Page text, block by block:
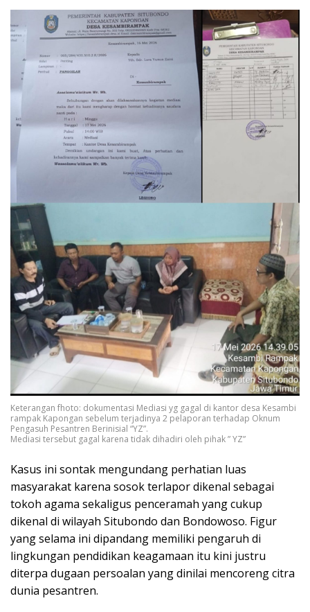
Keterangan fhoto: dokumentasi Mediasi yg gagal di kantor desa Kesambi
rampak Kapongan sebelum terjadinya 2 pelaporan terhadap Oknum
Pengasuh Pesantren Berinisial “YZ”.
Mediasi tersebut gagal karena tidak dihadiri oleh pihak ” YZ”
Kasus ini sontak mengundang perhatian luas
masyarakat karena sosok terlapor dikenal sebagai
tokoh agama sekaligus penceramah yang cukup
dikenal di wilayah Situbondo dan Bondowoso. Figur
yang selama ini dipandang memiliki pengaruh di
lingkungan pendidikan keagamaan itu kini justru
diterpa dugaan persoalan yang dinilai mencoreng citra
dunia pesantren.